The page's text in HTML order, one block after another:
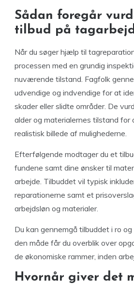
Sådan foregår
tilbud på
Når du søger hjælp til
processen med en grundig
nuværende tilstand. Fagfolk
udvendige og indvendige for at
skader eller slidte områder. De
alder og materialernes tilstand for
realistisk billede af mulighederne.
Efterfølgende modtager du et
fundene samt dine ønsker til
arbejde. Tilbuddet vil typisk
reparationerne samt et
arbejdsløn og materialer.
Du kan gennemgå tilbuddet i ro
den måde får du overblik over
de økonomiske rammer, inden
Hvornår giver det